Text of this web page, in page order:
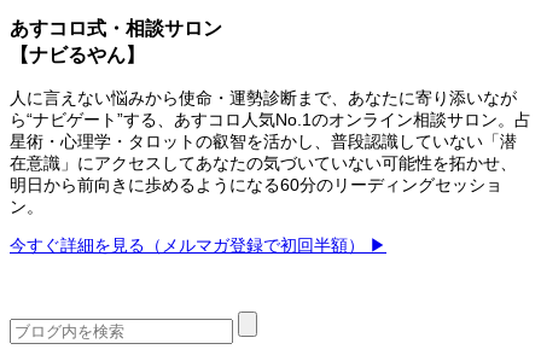
あすコロ式・相談サロン
【ナビるやん】
人に言えない悩みから使命・運勢診断まで、あなたに寄り添いなが
ら“ナビゲート”する、あすコロ人気No.1のオンライン相談サロン。占
星術・心理学・タロットの叡智を活かし、普段認識していない「潜
在意識」にアクセスしてあなたの気づいていない可能性を拓かせ、
明日から前向きに歩めるようになる60分のリーディングセッショ
ン。
今すぐ詳細を見る（メルマガ登録で初回半額） ▶